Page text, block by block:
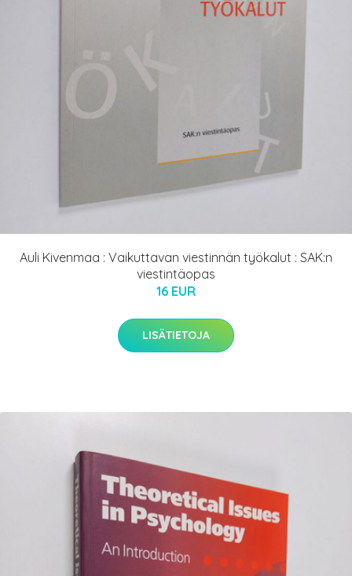
Auli Kivenmaa : Vaikuttavan viestinnän työkalut : SAK:n
viestintäopas
16 EUR
LISÄTIETOJA